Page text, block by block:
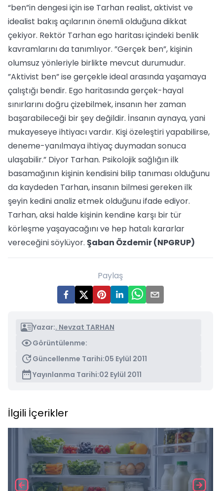
“ben”in dengesi için ise Tarhan realist, aktivist ve
idealist bakış açılarının önemli olduğuna dikkat
çekiyor. Rektör Tarhan ego haritası içindeki benlik
kavramlarını da tanımlıyor. ”Gerçek ben”, kişinin
olumsuz yönleriyle birlikte mevcut durumudur.
”Aktivist ben” ise gerçekle ideal arasında yaşamaya
çalıştığı bendir. Ego haritasında gerçek-hayal
sınırlarını doğru çizebilmek, insanın her zaman
başarabileceği bir şey değildir. İnsanın aynaya, yani
mukayeseye ihtiyacı vardır. Kişi özeleştiri yapabilirse,
deneme-yanılmaya ihtiyaç duymadan sonuca
ulaşabilir.” Diyor Tarhan. Psikolojik sağlığın ilk
basamağının kişinin kendisini bilip tanıması olduğunu
da kaydeden Tarhan, insanın bilmesi gereken ilk
şeyin kedini analiz etmek olduğunu ifade ediyor.
Tarhan, aksi halde kişinin kendine karşı bir tür
körleşme yaşayacağını ve hep hatalı kararlar
vereceğini söylüyor. Şaban Özdemir (NPGRUP)
Paylaş
Yazar:. Nevzat TARHAN
Görüntülenme:
Güncellenme Tarihi:05 Eylül 2011
Yayınlanma Tarihi:02 Eylül 2011
İlgili İçerikler